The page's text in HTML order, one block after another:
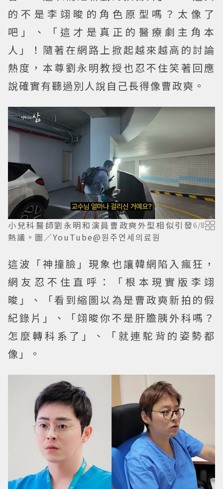
的不是李翊晙的角色原型嗎？太像了
吧」、「這才是真正的醫療劇主角本
人」！隨著在網路上掀起越來越高的討論
熱度，本尊劉永明教授也忍不住笑著回應
說確實有聽過別人說自己長得像曹政奭。
小兒科醫師劉永明和演員曹政奭外型相似引發
熱議。圖／YouTube@원주연세의료원
6/8
這波「神撞臉」現象也讓韓網陷入瘋狂，
網友忍不住直呼：「根本現實版李翊
晙」、「看到縮圖以為是曹政奭新拍的假
紀錄片」、「翊晙你不是肝膽胰外科嗎？
怎麼轉科系了」、「就連駝背的姿勢都
像」。